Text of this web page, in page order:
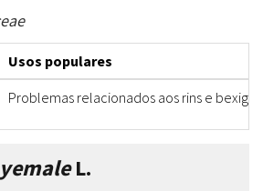
Usos populares
Problemas relacionados aos rins e bexiga
L.